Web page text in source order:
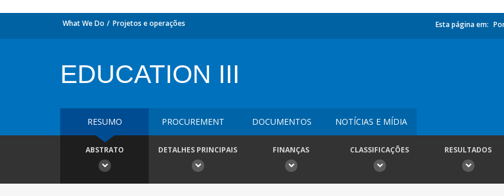
What We Do Projetos e operações Esta página em:
EDUCATION III
RESUMO PROCUREMENT DOCUMENTOS NOTÍCIAS E MÍDIA
ABSTRATO DETALHES PRINCIPAIS FINANÇAS CLASSIFICAÇÕES RESULTADOS